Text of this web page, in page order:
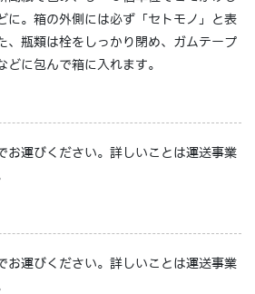
に。箱の外側には必ず「セトモノ」と表
、瓶類は栓をしっかり閉め、ガムテープ
どに包んで箱に入れます。
お運びください。詳しいことは運送事業
お運びください。詳しいことは運送事業